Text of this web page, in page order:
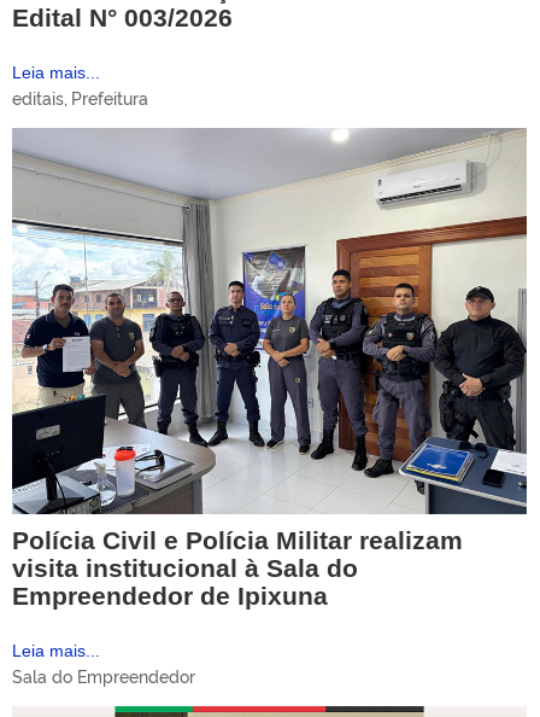
Edital N° 003/2026
Leia mais...
editais Prefeitura
Polícia Civil e Polícia Militar realizam
visita institucional à Sala do
Empreendedor de Ipixuna
Leia mais...
Sala do Empreendedor